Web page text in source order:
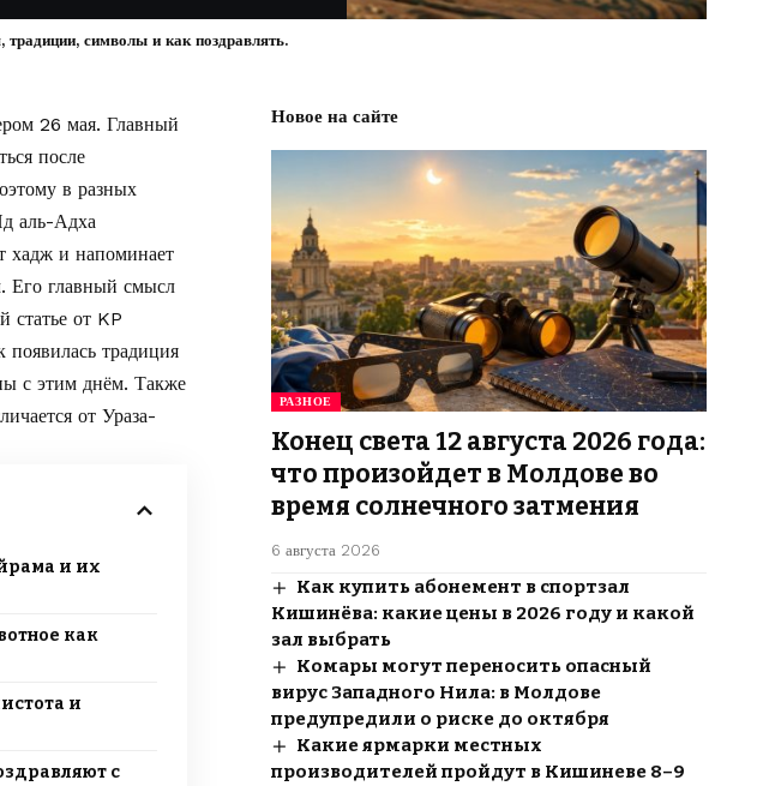
символы и как поздравлять.
26 мая. Главный
после
в разных
аль-Адха
хадж и напоминает
Его главный смысл
статье от KP
традиция
с этим днём. Также
от Ураза-
и их
как
и
с
Новое на сайте
РАЗНОЕ
Конец света 12 августа 2026 года:
что произойдет в Молдове во
время солнечного затмения
6 августа 2026
Как купить абонемент в спортзал
Кишинёва: какие цены в 2026 году и какой
зал выбрать
Комары могут переносить опасный
вирус Западного Нила: в Молдове
предупредили о риске до октября
Какие ярмарки местных
производителей пройдут в Кишиневе 8–9